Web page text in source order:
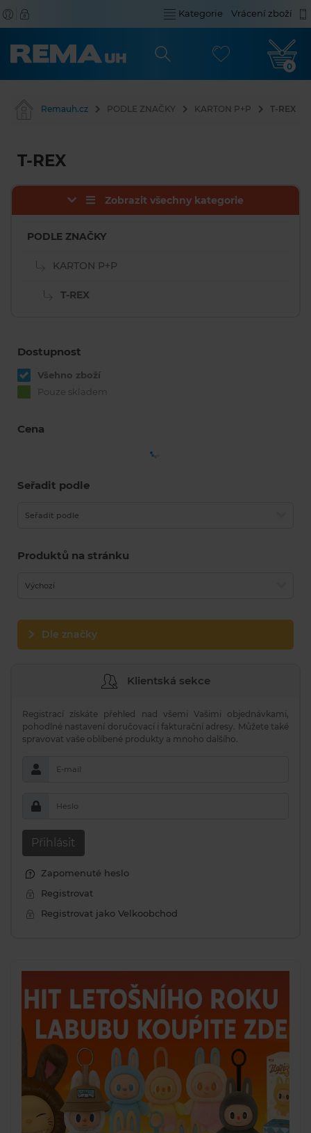
Kategorie Vrácení zboží
0
Remauh.cz PODLE ZNAČKY KARTON P+P T-REX
T-REX
Zobrazit všechny kategorie
PODLE ZNAČKY
KARTON P+P
T-REX
Dostupnost
Všehno zboží
Pouze skladem
Cena
Seřadit podle
Seřadit podle
Produktů na stránku
Výchozí
Dle značky
Klientská sekce
Registrací získáte přehled nad všemi Vašimi objednávkami,
pohodlné nastavení doručovací i fakturační adresy. Můžete také
spravovat vaše oblíbené produkty a mnoho dalšího.
E-mail
Heslo
Přihlásit
Zapomenuté heslo
Registrovat
Registrovat jako Velkoobchod